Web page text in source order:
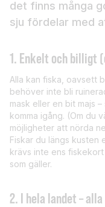
det finns många
sju fördelar med
1. Enkelt och billigt
Alla kan fiska, oavsett
behöver inte bli
mask eller en bit majs
komma igång. (Om du
möjligheter att nörda
Fiskar du längs kusten
krävs inte ens
som gäller.
2. I hela landet –